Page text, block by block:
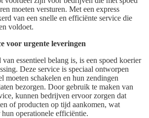
moeten versturen. Met een express
van een snelle en efficiënte service die
voldoet.
voor urgente leveringen
essentieel belang is, is een spoed koerier
Deze service is speciaal ontworpen
moeten schakelen en hun zendingen
bezorgen. Door gebruik te maken van
kunnen bedrijven ervoor zorgen dat
of producten op tijd aankomen, wat
operationele efficiëntie.